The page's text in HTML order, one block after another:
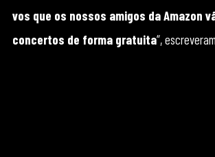
vos que os nossos amigos da Amazon
concertos de forma gratuita“,